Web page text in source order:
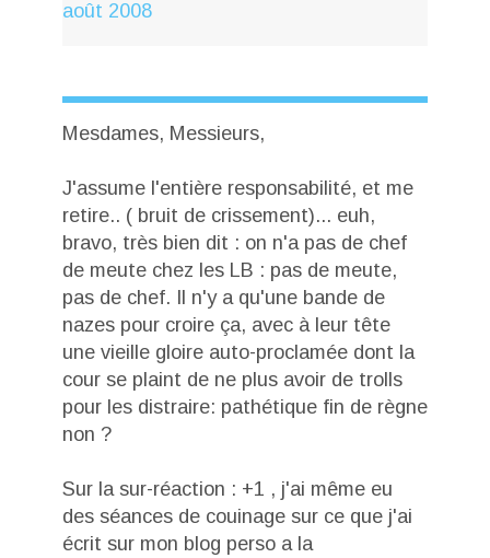
août 2008
Mesdames, Messieurs,
J'assume l'entière responsabilité, et me
retire.. ( bruit de crissement)... euh,
bravo, très bien dit : on n'a pas de chef
de meute chez les LB : pas de meute,
pas de chef. Il n'y a qu'une bande de
nazes pour croire ça, avec à leur tête
une vieille gloire auto-proclamée dont la
cour se plaint de ne plus avoir de trolls
pour les distraire: pathétique fin de règne
non ?
Sur la sur-réaction : +1 , j'ai même eu
des séances de couinage sur ce que j'ai
écrit sur mon blog perso a la